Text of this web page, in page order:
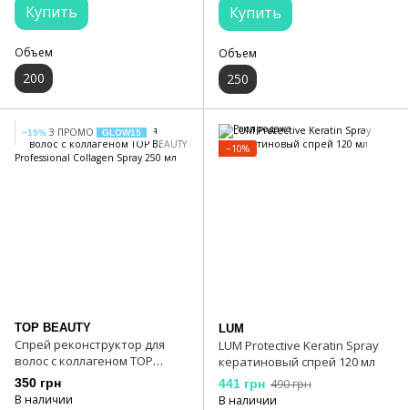
Купить
Объем
200
Купить
Объем
250
−15% З ПРОМО GLOW15
TOP BEAUTY
Спрей реконструктор для
волос с коллагеном TOP
BEAUTY Professional Collagen
Spray 250 мл
350 грн
В наличии
−10%
LUM
LUM Protective Keratin Spray
кератиновый спрей 120 мл
441 грн 490 грн
В наличии